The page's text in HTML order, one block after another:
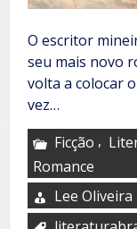
O escritor
seu mais novo
volta a colocar
vez…
Ficção ,
Romance
Lee Oliveira